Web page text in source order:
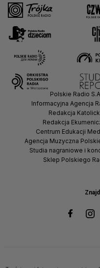
Polskie Radio
Informacyjna Agencja
Redakcja
Redakcja
Centrum Edukacji
Agencja Muzyczna
Studia nagraniowe i
Sklep Polskiego